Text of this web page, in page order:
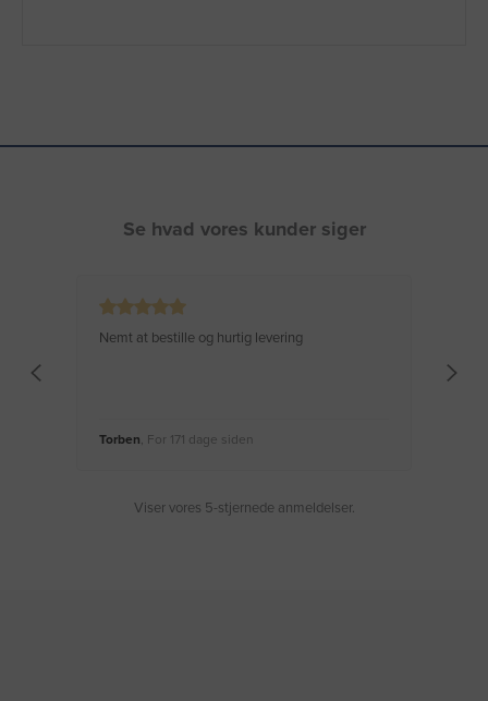
Se hvad vores kunder siger
Nemt at bestille og hurtig levering
Torben, For 171 dage siden
Viser vores 5-stjernede anmeldelser.